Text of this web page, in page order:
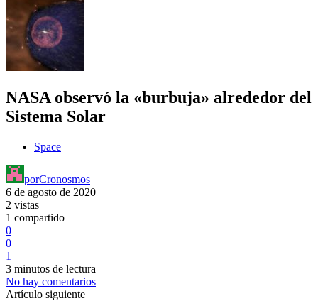
NASA observó la «burbuja» alrededor del
Sistema Solar
Space
porCronosmos
6 de agosto de 2020
2 vistas
1 compartido
0
0
1
3 minutos de lectura
No hay comentarios
Artículo siguiente